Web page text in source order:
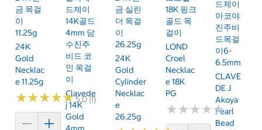
금 목걸
이
11.25g
24K
Gold
Necklac
E 11.25g
★★★★★
★★★★★5.0 (1)
드제이
14K골드
4mm 담
수진주
비드 코
인 목걸
이
Clavede
J 14K
Gold
금 실린
더 목걸
이
26.25g
24K
Gold
Cylinder
Necklac
E
26.25g
18K 핑크
골드 목
걸이
LOND
Croel
Necklac
E 18K
PG
★★★★★
★★★★★
드제이
아코야
진주비
드목걸
이6-
6.5mm
CLAVE
DE J
Akoya
Pearl
Bead